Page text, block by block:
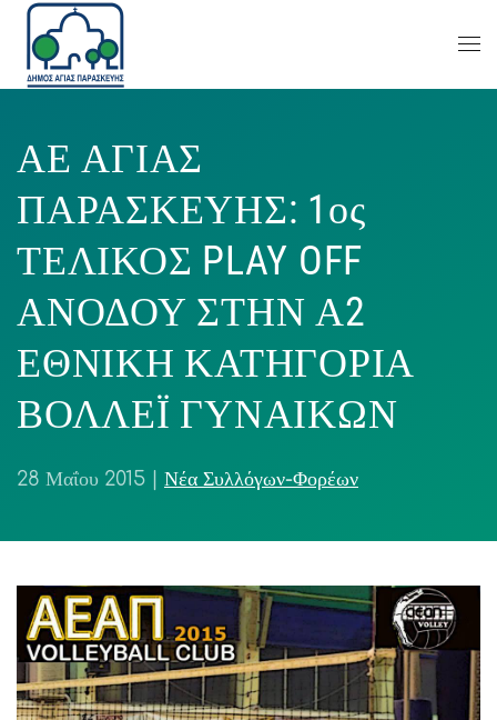
ΑΕ ΑΓΙΑΣ
ΠΑΡΑΣΚΕΥΗΣ: 1ος
ΤΕΛΙΚΟΣ PLAY OFF
ΑΝΟΔΟΥ ΣΤΗΝ Α2
ΕΘΝΙΚΗ ΚΑΤΗΓΟΡΙΑ
ΒΟΛΛΕΪ ΓΥΝΑΙΚΩΝ
28 Μαΐου 2015 Νέα Συλλόγων-Φορέων